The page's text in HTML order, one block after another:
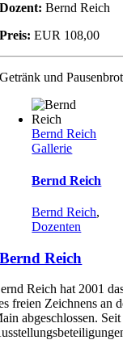
Dozent: Bernd Reich
Preis: EUR 108,00
Getränk und
Bernd Reich
Gallerie
Bernd Reich
Bernd Reich,
Dozenten
Bernd Reich
Reich hat 2001
freien Zeichnens an
abgeschlossen.